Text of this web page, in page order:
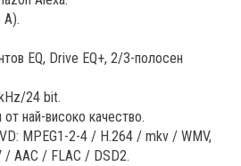
A).
EQ, Drive EQ+, 2/3-полосен
24 bit.
най-високо качество.
MPEG1-2-4 / H.264 / mkv / WMV,
/ AAC / FLAC / DSD2.